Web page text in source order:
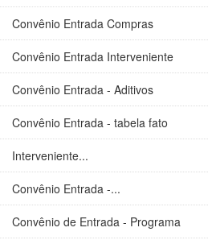
Convênio Entrada Compras
Convênio Entrada Interveniente
Convênio Entrada - Aditivos
Convênio Entrada - tabela fato
Interveniente...
Convênio Entrada -...
Convênio de Entrada - Programa